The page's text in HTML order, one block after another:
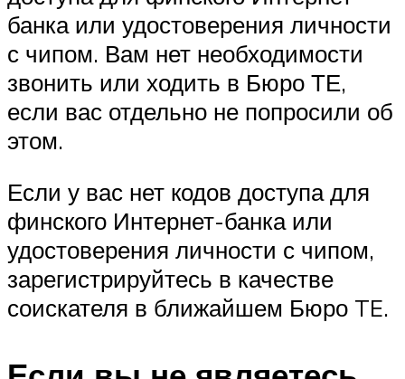
банка или удостоверения личности
с чипом. Вам нет необходимости
звонить или ходить в Бюро ТЕ,
если вас отдельно не попросили об
этом.
Если у вас нет кодов доступа для
финского Интернет-банка или
удостоверения личности с чипом,
зарегистрируйтесь в качестве
соискателя в ближайшем Бюро TE.